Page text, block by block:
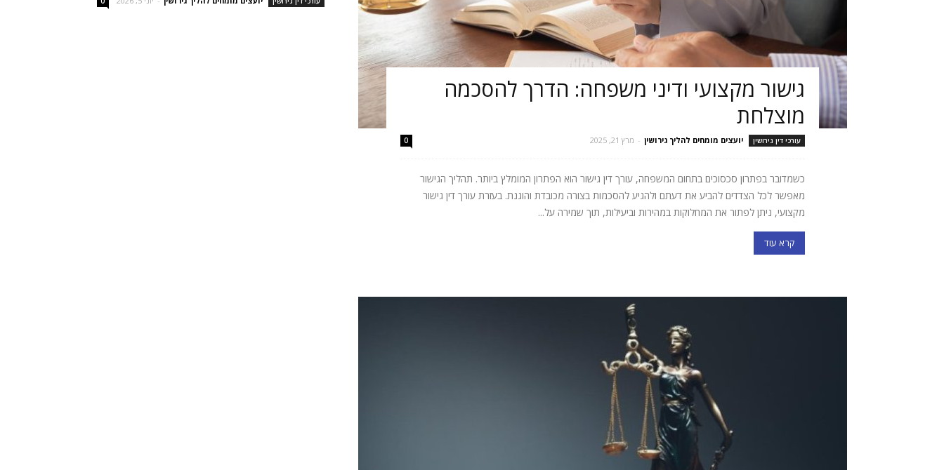
גישור מקצועי ודיני משפחה: הדרך להסכמה
מוצלחת
עורכי דין גירושין יועצים מומחים להליך גירושין - מרץ 21, 2025 0
כשמדובר בפתרון סכסוכים בתחום המשפחה, עורך דין גישור הוא הפתרון המומלץ ביותר. תהליך הגישור
מאפשר לכל הצדדים להביע את דעתם ולהגיע להסכמות בצורה מכובדת והוגנת. בעזרת עורך דין גישור
מקצועי, ניתן לפתור את המחלוקות במהירות וביעילות, תוך שמירה על...
קרא עוד